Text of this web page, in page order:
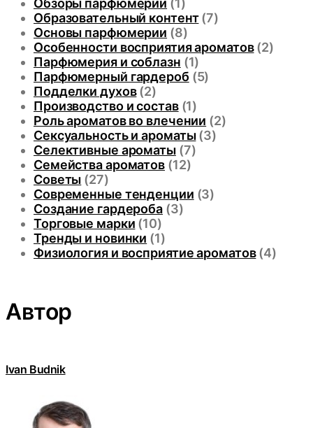
Обзоры парфюмерии (1)
Образовательный контент(7)
Основы парфюмерии (8)
Особенности восприятия ароматов(2)
Парфюмерия и соблазн (1)
Парфюмерный гардероб (5)
Подделки духов(2)
Производство и состав(1)
Роль ароматов во влечении (2)
Сексуальность и ароматы(3)
Селективные ароматы(7)
Семейства ароматов(12)
Советы (27)
Современные тенденции (3)
Создание гардероба(3)
Торговые марки (10)
Тренды и новинки (1)
Физиология и восприятие ароматов(4)
Автор
Ivan Budnik